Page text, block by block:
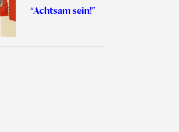
“Achtsam sein!”